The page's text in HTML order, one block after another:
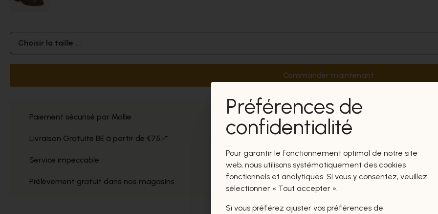
Choisir la taille ...
Commander maintenant
Paiement sécurisé par Mollie
Livraison Gratuite BE à partir de €75,-*
Service impeccable
Prélèvement gratuit dans nos magasins
Préférences de
confidentialité
Pour garantir le fonctionnement optimal de notre site
web, nous utilisons systématiquement des cookies
fonctionnels et analytiques. Si vous y consentez, veuillez
sélectionner « Tout accepter ».
Si vous préférez ajuster vos préférences de